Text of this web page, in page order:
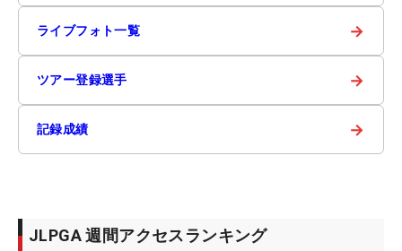
ライブフォト一覧 →
ツアー登録選手 →
記録成績 →
JLPGA 週間アクセスランキング